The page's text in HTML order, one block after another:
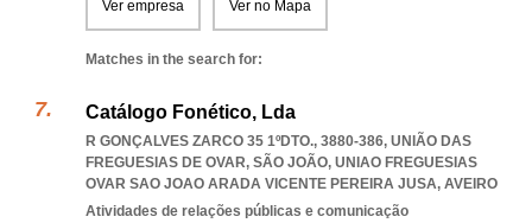
Ver empresa Ver no Mapa
Matches in the search for:
Catálogo Fonético, Lda
R GONÇALVES ZARCO 35 1ºDTO., 3880-386, UNIÃO DAS
FREGUESIAS DE OVAR, SÃO JOÃO, UNIAO FREGUESIAS
OVAR SAO JOAO ARADA VICENTE PEREIRA JUSA, AVEIRO
Atividades de relações públicas e comunicação